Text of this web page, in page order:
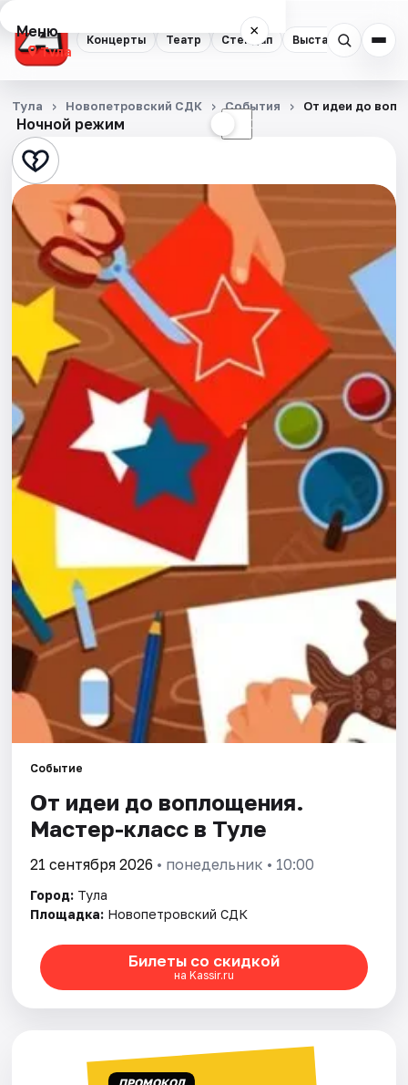
Концерты Театр Стендап Выставки
Меню ×
Тула
Концерты
Театр
Стендап
Выставки
Квесты
Экскурсии
Спорт
События
Города
Площадки
Рейтинги
Ночной режим ☾
Тула Новопетровский СДК События От идеи до
Событие
От идеи до воплощения.
Мастер-класс в Туле
21 сентября 2026 • понедельник • 10:00
Город: Тула
Площадка: Новопетровский СДК
Билеты со скидкой
на Kassir.ru